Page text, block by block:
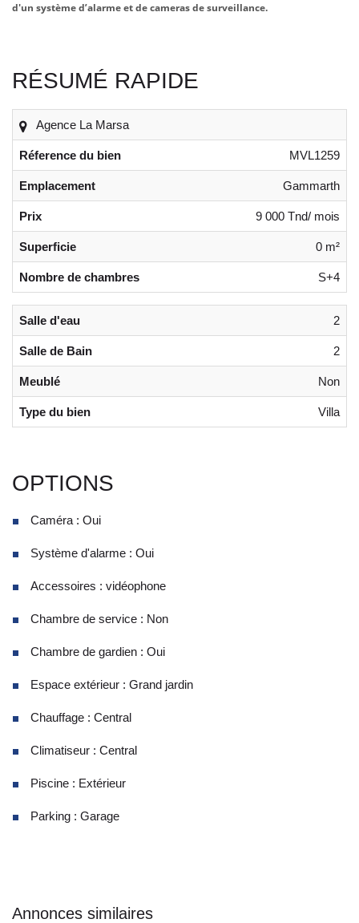
d'un système d’alarme et de cameras de surveillance.
RÉSUMÉ RAPIDE
Agence La Marsa
Réference du bien MVL1259
Emplacement Gammarth
Prix 9 000 Tnd/ mois
Superficie 0 m²
Nombre de chambres S+4
Salle d'eau 2
Salle de Bain 2
Meublé Non
Type du bien Villa
OPTIONS
Caméra : Oui
Système d'alarme : Oui
Accessoires : vidéophone
Chambre de service : Non
Chambre de gardien : Oui
Espace extérieur : Grand jardin
Chauffage : Central
Climatiseur : Central
Piscine : Extérieur
Parking : Garage
Annonces similaires